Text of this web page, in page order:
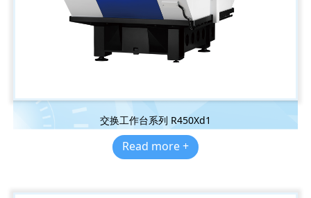
交换工作台系列 R450Xd1
Read more +